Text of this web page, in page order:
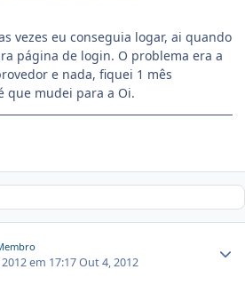
vezes eu conseguia logar, ai quando
página de login. O problema era a
e nada, fiquei 1 mês
que mudei para a Oi.
em 17:17Out 4, 2012